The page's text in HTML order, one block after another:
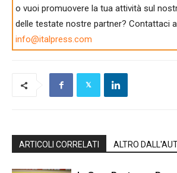
o vuoi promuovere la tua attività sul
delle testate nostre partner? Contattaci
info@italpress.com
ARTICOLI CORRELATI ALTRO